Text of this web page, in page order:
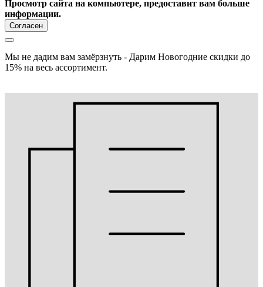
Просмотр сайта на компьютере, предоставит вам больше
информации.
Согласен
Мы не дадим вам замёрзнуть - Дарим Новогодние скидки до
15% на весь ассортимент.